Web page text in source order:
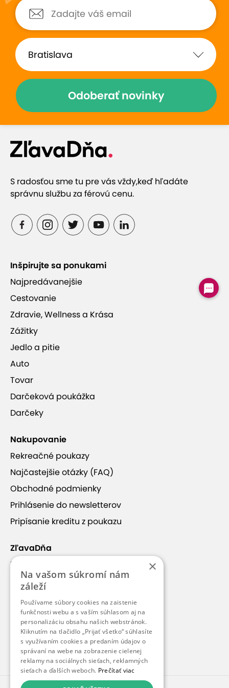
Som velmi spokojna, preto sa
sem vraciam pravidelne. Velmi
by pomohlo ak by sa dalo
objednavat elektronicky.
V salóne som bola
vždy som
absolútne spokojná
stránkach. Podľa
masáž som mala
podľa toho bolo
všetko... (Zobraziť
Zobraziť hodnotenia (345)
Prečo si vybrať túto ponuku
Masírovať vás budú pravé thajské masérky
Relax, uvoľnenie stresu a zvýšenie pružnosti tela
Čerstvý sypaný čaj
Vynikajúce hodnotenia zákazníkov
SAMOI Thai Massages
Rodené thajské masérky
V salóne SAMOI Thai Massages v Bratislave
vykonávajú thajské masáže rodené thajské
masérky. Masáže sú vhodné pre všetkých, ktorí
tužia po hlbokej relaxácii, uvoľnení stresu a zvýšení
pružnosti svojho tela.
Odoberať novinky
S radosťou sme tu pre vás vždy,keď hľadáte
správnu službu za férovú cenu.
Inšpirujte sa ponukami
Najpredávanejšie
Cestovanie
Zdravie, Wellness a Krása
Zážitky
Jedlo a pitie
Auto
Tovar
Darčeková poukážka
Darčeky
Nakupovanie
Rekreačné poukazy
Najčastejšie otázky (FAQ)
Obchodné podmienky
Prihlásenie do newsletterov
Pripísanie kreditu z poukazu
ZľavaDňa
Náš príbeh
Kontakt
Kariéra
Blog
Pre médiá
Pre partnerov
×
Na vašom súkromí nám
záleží
Používame súbory cookies na zaistenie
funkčnosti webu a s vaším súhlasom aj na
personalizáciu obsahu našich webstránok.
Kliknutím na tlačidlo „Prijať všetko“ súhlasíte
s využívaním cookies a predaním údajov o
správaní na webe na zobrazenie cielenej
reklamy na sociálnych sieťach, reklamných
sieťach a ďalších weboch. Prečítať viac